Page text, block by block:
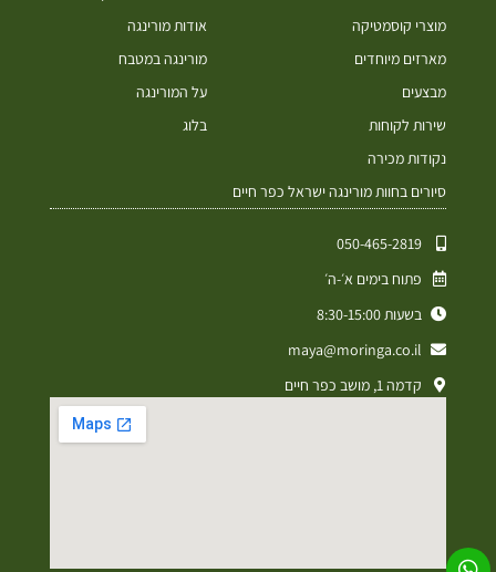
מוצרי קוסמטיקה
מארזים מיוחדים
מבצעים
שירות לקוחות
נקודות מכירה
סיורים בחוות מורינגה ישראל כפר חיים
אודות מורינגה
מורינגה במטבח
על המורינגה
בלוג
050-465-2819⁩
פתוח בימים א׳-ה׳
בשעות 8:30-15:00
maya@moringa.co.il
קדמה 1, מושב כפר חיים